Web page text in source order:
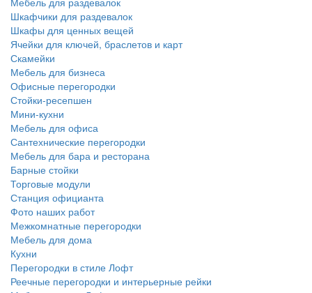
Шкафчики для раздевалок
Шкафы для ценных вещей
Ячейки для ключей, браслетов и карт
Скамейки
Мебель для бизнеса
Офисные перегородки
Стойки-ресепшен
Мини-кухни
Мебель для офиса
Сантехнические перегородки
Мебель для бара и ресторана
Барные стойки
Торговые модули
Станция официанта
Фото наших работ
Межкомнатные перегородки
Мебель для дома
Кухни
Перегородки в стиле Лофт
Реечные перегородки и интерьерные рейки